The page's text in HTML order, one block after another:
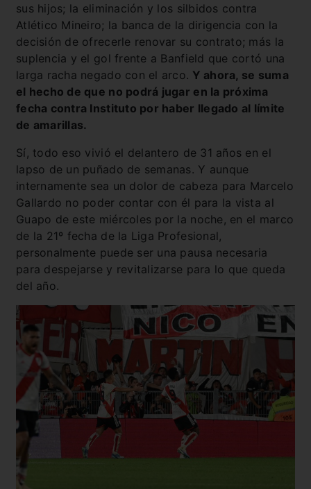
sus hijos; la eliminación y los silbidos contra
Atlético Mineiro; la banca de la dirigencia con la
decisión de ofrecerle renovar su contrato; más la
suplencia y el gol frente a Banfield que cortó una
larga racha negado con el arco. Y ahora, se suma
el hecho de que no podrá jugar en la próxima
fecha contra Instituto por haber llegado al límite
de amarillas.
Sí, todo eso vivió el delantero de 31 años en el
lapso de un puñado de semanas. Y aunque
internamente sea un dolor de cabeza para Marcelo
Gallardo no poder contar con él para la vista al
Guapo de este miércoles por la noche, en el marco
de la 21º fecha de la Liga Profesional,
personalmente puede ser una pausa necesaria
para despejarse y revitalizarse para lo que queda
del año.